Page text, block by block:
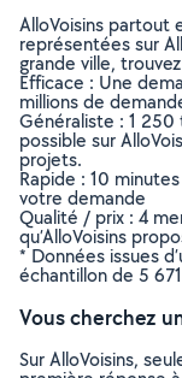
AlloVoisins partout
représentées sur
grande ville,
Efficace : Une
millions de
Généraliste : 1
possible sur
projets.
Rapide : 10
votre demande
Qualité / prix : 4
qu’AlloVoisins
* Données issues
échantillon de 5
Vous cherchez
Sur AlloVoisins,